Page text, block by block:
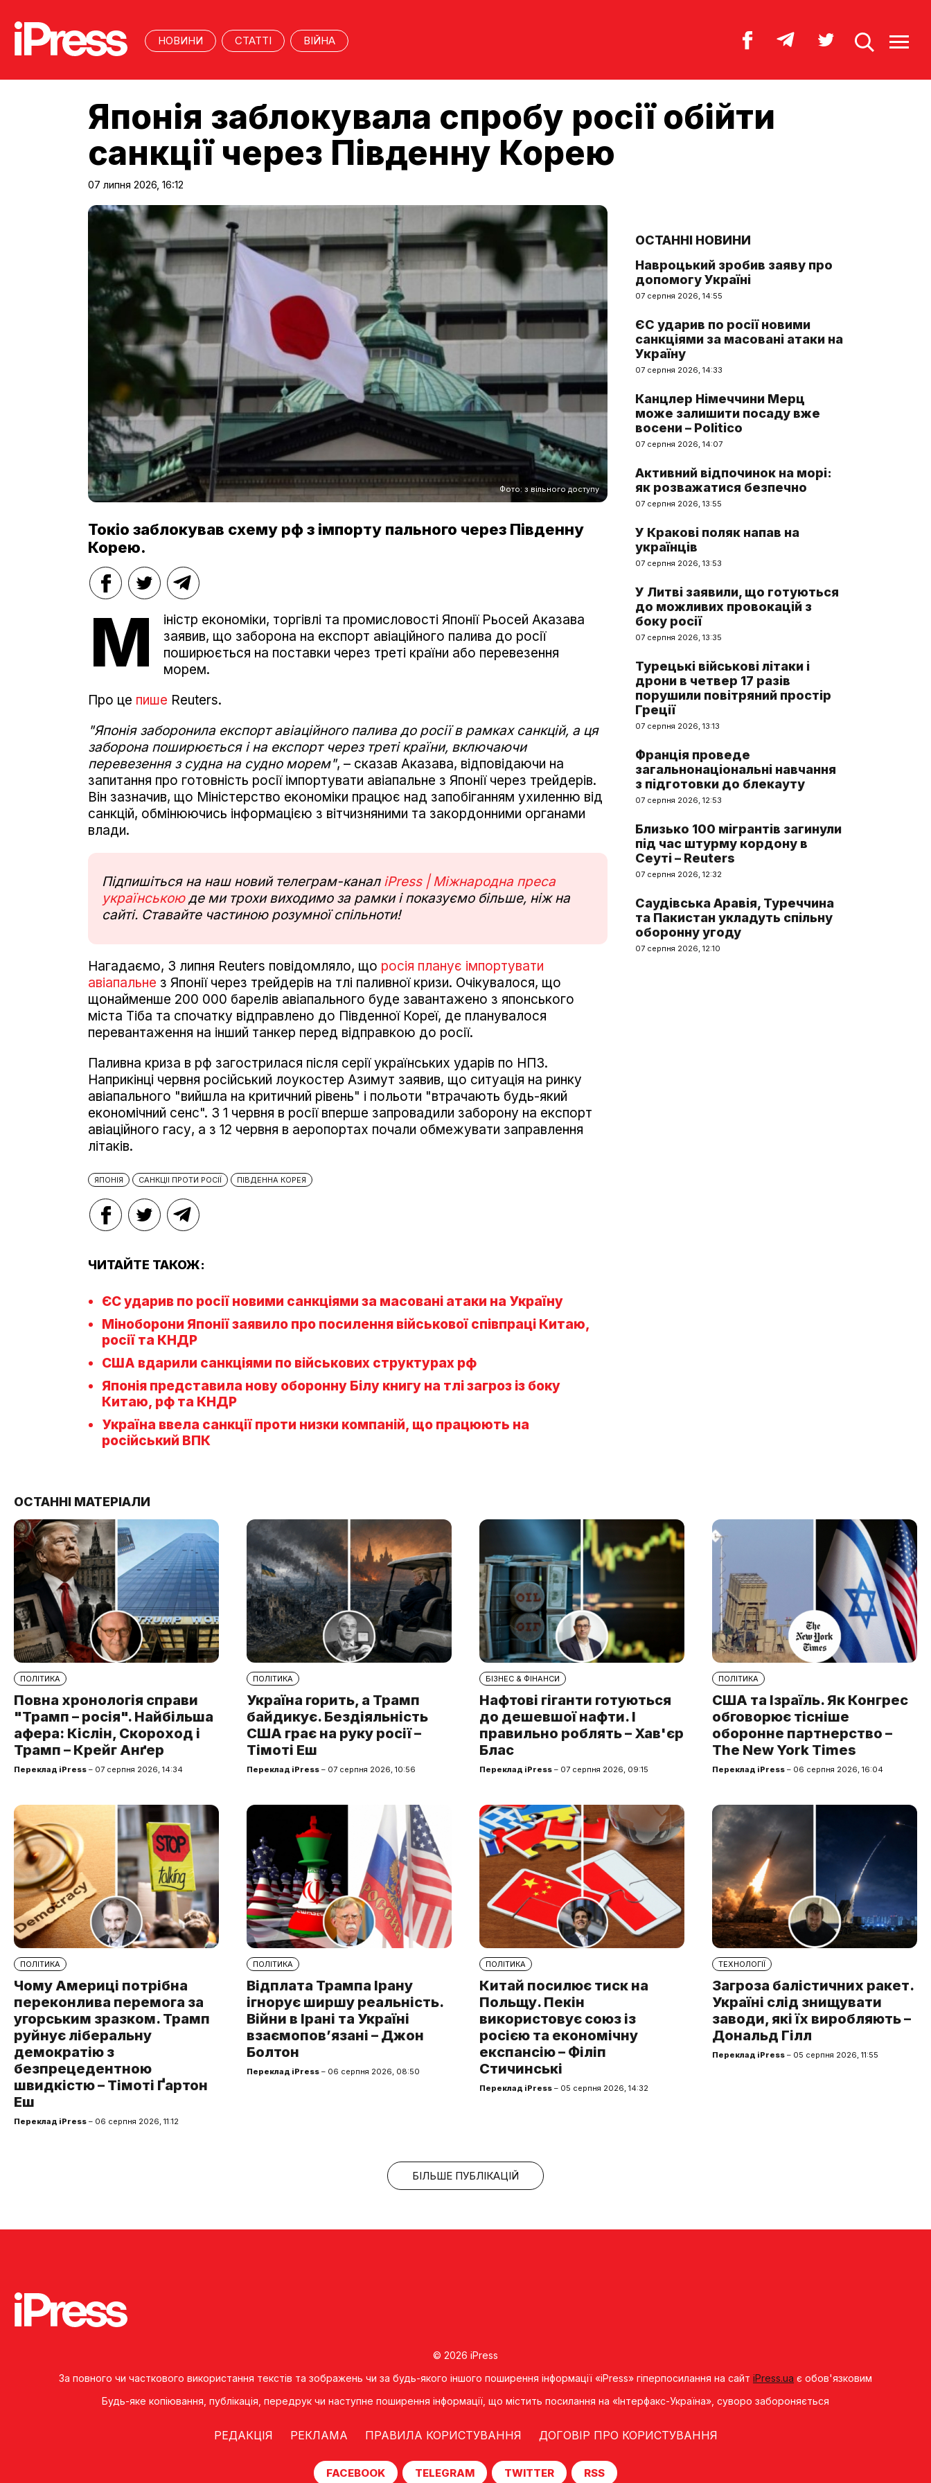
НОВИНИ СТАТТІ ВІЙНА
Японія заблокувала спробу росії обійти
санкції через Південну Корею
07 липня 2026, 16:12
Фото: з вільного доступу
Токіо заблокував схему рф з імпорту пального через Південну
Корею.
М
іністр економіки, торгівлі та промисловості Японії Рьосей Аказава
заявив, що заборона на експорт авіаційного палива до росії
поширюється на поставки через треті країни або перевезення
морем.
Про це пише Reuters.
"Японія заборонила експорт авіаційного палива до росії в рамках санкцій, а ця
заборона поширюється і на експорт через треті країни, включаючи
перевезення з судна на судно морем", – сказав Аказава, відповідаючи на
запитання про готовність росії імпортувати авіапальне з Японії через трейдерів.
Він зазначив, що Міністерство економіки працює над запобіганням ухиленню від
санкцій, обмінюючись інформацією з вітчизняними та закордонними органами
влади.
Підпишіться на наш новий телеграм-канал iPress | Міжнародна преса
українськоюде ми трохи виходимо за рамки і показуємо більше, ніж на
сайті. Ставайте частиною розумної спільноти!
Нагадаємо, 3 липня Reuters повідомляло, що росія планує імпортувати
авіапальне з Японії через трейдерів на тлі паливної кризи. Очікувалося, що
щонайменше 200 000 барелів авіапального буде завантажено з японського
міста Тіба та спочатку відправлено до Південної Кореї, де планувалося
перевантаження на інший танкер перед відправкою до росії.
Паливна криза в рф загострилася після серії українських ударів по НПЗ.
Наприкінці червня російський лоукостер Азимут заявив, що ситуація на ринку
авіапального "вийшла на критичний рівень" і польоти "втрачають будь-який
економічний сенс". З 1 червня в росії вперше запровадили заборону на експорт
авіаційного гасу, а з 12 червня в аеропортах почали обмежувати заправлення
літаків.
ЯПОНІЯ САНКЦІІ ПРОТИ РОСІЇ ПІВДЕННА КОРЕЯ
ЧИТАЙТЕ ТАКОЖ:
ЄС ударив по росії новими санкціями за масовані атаки на Україну
Міноборони Японії заявило про посилення військової співпраці Китаю,
росії та КНДР
США вдарили санкціями по військових структурах рф
Японія представила нову оборонну Білу книгу на тлі загроз із боку
Китаю, рф та КНДР
Україна ввела санкції проти низки компаній, що працюють на
російський ВПК
ОСТАННІ НОВИНИ
Навроцький зробив заяву про
допомогу Україні
07 серпня 2026, 14:55
ЄС ударив по росії новими
санкціями за масовані атаки на
Україну
07 серпня 2026, 14:33
Канцлер Німеччини Мерц
може залишити посаду вже
восени – Politico
07 серпня 2026, 14:07
Активний відпочинок на морі:
як розважатися безпечно
07 серпня 2026, 13:55
У Кракові поляк напав на
українців
07 серпня 2026, 13:53
У Литві заявили, що готуються
до можливих провокацій з
боку росії
07 серпня 2026, 13:35
Турецькі військові літаки і
дрони в четвер 17 разів
порушили повітряний простір
Греції
07 серпня 2026, 13:13
Франція проведе
загальнонаціональні навчання
з підготовки до блекауту
07 серпня 2026, 12:53
Близько 100 мігрантів загинули
під час штурму кордону в
Сеуті – Reuters
07 серпня 2026, 12:32
Саудівська Аравія, Туреччина
та Пакистан укладуть спільну
оборонну угоду
07 серпня 2026, 12:10
ОСТАННІ МАТЕРІАЛИ
ПОЛІТИКА
Повна хронологія справи
"Трамп – росія". Найбільша
афера: Кіслін, Скороход і
Трамп – Крейг Анґер
Переклад iPress – 07 серпня 2026, 14:34
ПОЛІТИКА
Україна горить, а Трамп
байдикує. Бездіяльність
США грає на руку росії –
Тімоті Еш
Переклад iPress – 07 серпня 2026, 10:56
БІЗНЕС & ФІНАНСИ
Нафтові гіганти готуються
до дешевшої нафти. І
правильно роблять – Хав'єр
Блас
Переклад iPress – 07 серпня 2026, 09:15
ПОЛІТИКА
США та Ізраїль. Як Конгрес
обговорює тісніше
оборонне партнерство –
The New York Times
Переклад iPress – 06 серпня 2026, 16:04
ПОЛІТИКА
Чому Америці потрібна
переконлива перемога за
угорським зразком. Трамп
руйнує ліберальну
демократію з
безпрецедентною
швидкістю – Тімоті Ґартон
Еш
Переклад iPress – 06 серпня 2026, 11:12
ПОЛІТИКА
Відплата Трампа Ірану
ігнорує ширшу реальність.
Війни в Ірані та Україні
взаємопов’язані – Джон
Болтон
Переклад iPress – 06 серпня 2026, 08:50
ПОЛІТИКА
Китай посилює тиск на
Польщу. Пекін
використовує союз із
росією та економічну
експансію – Філіп
Стичинські
Переклад iPress – 05 серпня 2026, 14:32
ТЕХНОЛОГІЇ
Загроза балістичних ракет.
Україні слід знищувати
заводи, які їх виробляють –
Дональд Гілл
Переклад iPress – 05 серпня 2026, 11:55
БІЛЬШЕ ПУБЛІКАЦІЙ
© 2026 iPress
За повного чи часткового використання текстів та зображень чи за будь-якого іншого поширення інформації «iPress» гіперпосилання на сайт iPress.ua є обов'язковим
Будь-яке копiювання, публiкацiя, передрук чи наступне поширення iнформацiї, що мiстить посилання на «Iнтерфакс-Україна», суворо забороняється
РЕДАКЦІЯ РЕКЛАМА ПРАВИЛА КОРИСТУВАННЯ ДОГОВІР ПРО КОРИСТУВАННЯ
FACEBOOK TELEGRAM TWITTER RSS